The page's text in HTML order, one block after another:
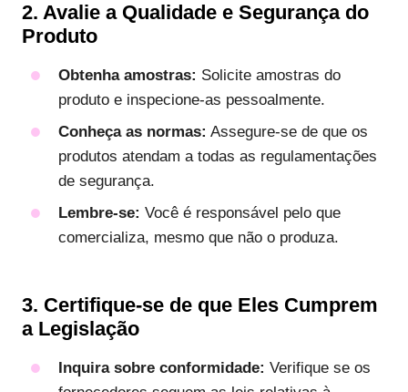
2. Avalie a Qualidade e Segurança do
Produto
Obtenha amostras: Solicite amostras do
produto e inspecione-as pessoalmente.
Conheça as normas: Assegure-se de que os
produtos atendam a todas as regulamentações
de segurança.
Lembre-se: Você é responsável pelo que
comercializa, mesmo que não o produza.
3. Certifique-se de que Eles Cumprem
a Legislação
Inquira sobre conformidade: Verifique se os